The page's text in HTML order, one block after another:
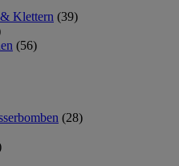
Klettern (39)
(56)
(28)